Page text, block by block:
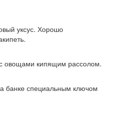
уксус. Хорошо
овощами кипящим рассолом.
банке специальным ключом